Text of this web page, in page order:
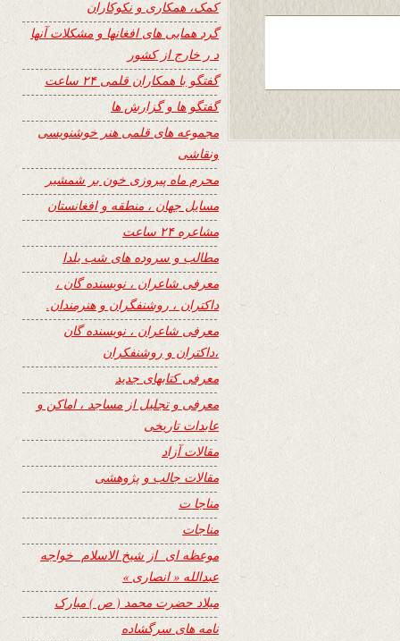
کمک، همکاری و نکوکاران
گرد همایی های افغانها و مشکلات آنها
د ر خارج از کشور
گفتگو با همکاران قلمی ۲۴ ساعت
گفتگو ها و گزارش ها
مجموعه های قلمی هنر خوشنویسی
ونقاشی
محرم ماه پیروزی خون بر شمشیر
مسایل جهان ، منطقه و افغانستان
مشاعره ۲۴ ساعت
مطالب و سروده های شب یلدا
معرفی شاعران ، نویسنده گان ،
داکتران ، روشنفگران و هنرمندان.
معرفی شاعران ، نویسنده گان
،داکتران و روشنفکران
معرفی کتابهای جدید
معرفی و تجلیل از مساجد ، اماکن و
عابدات تاریخی
مقالات آزاد
مقالات جالب و پژوهشی
مناجا ت
مناجات
موعظه ای از شیخ الاسلام خواجه
عبدالله « انصاری »
میلاد حضرت محمد ( ص ) مبارک
نامه های سرگشاده